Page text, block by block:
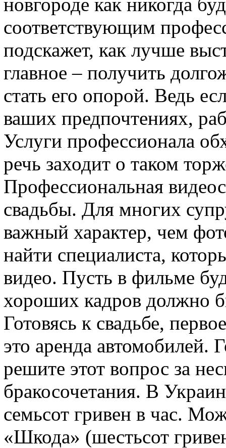
соответствующим
подскажет, как лучше
главное – получить
стать его опорой. Ведь
ваших предпочтениях,
Услуги профессионала
речь заходит о таком
Профессиональная
свадьбы. Для многих
важный характер, чем
найти специалиста,
видео. Пусть в фильме
хороших кадров должно
Готовясь к свадьбе,
это аренда автомобилей.
решите этот вопрос за
бракосочетания. В
семьсот гривен в час.
«Шкода» (шестьсот